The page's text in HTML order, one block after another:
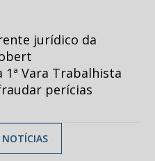
jurídico da
1ª Vara Trabalhista
perícias
NOTÍCIAS